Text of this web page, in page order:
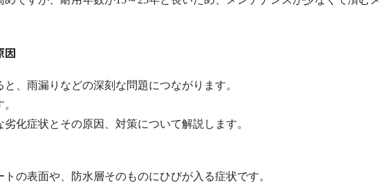
因
、雨漏りなどの深刻な問題につながります。
化症状とその原因、対策について解説します。
の表面や、防水層そのものにひびが入る症状です。